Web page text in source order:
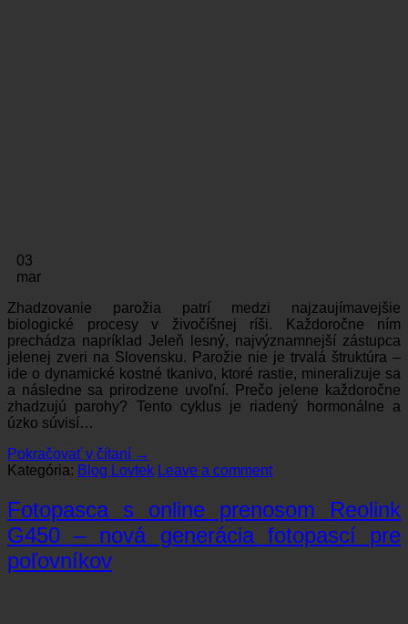
03
mar
Zhadzovanie parožia patrí medzi najzaujímavejšie
biologické procesy v živočíšnej ríši. Každoročne ním
prechádza napríklad Jeleň lesný, najvýznamnejší zástupca
jelenej zveri na Slovensku. Parožie nie je trvalá štruktúra –
ide o dynamické kostné tkanivo, ktoré rastie, mineralizuje sa
a následne sa prirodzene uvoľní. Prečo jelene každoročne
zhadzujú parohy? Tento cyklus je riadený hormonálne a
úzko súvisí…
Pokračovať v čítaní →
Kategória: Blog Lovtek Leave a comment
Fotopasca s online prenosom Reolink
G450 – nová generácia fotopascí pre
poľovníkov